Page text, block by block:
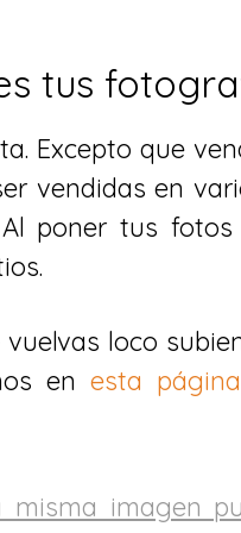
tus
Excepto que
vendidas en
poner tus
loco
en e sta página
misma imagen